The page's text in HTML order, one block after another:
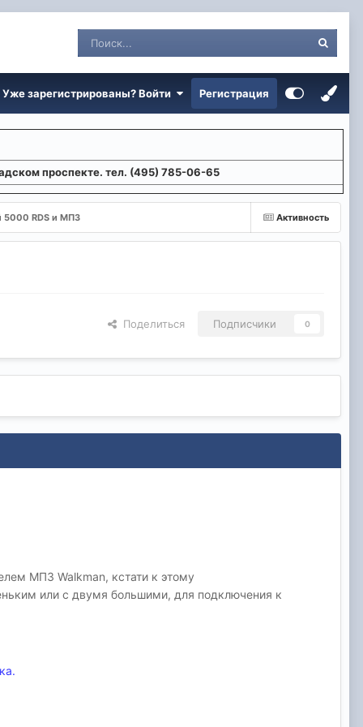
Уже зарегистрированы? Войти Регистрация
проспекте. тел. (495) 785-06-65
Активность
RDS и МП3
Поделиться Подписчики 0
МП3 Walkman, кстати к этому
или с двумя большими, для подключения к